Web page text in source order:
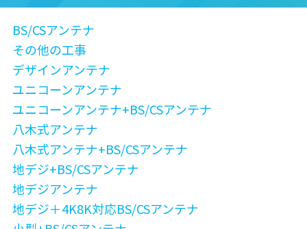
BS/CSアンテナ
その他の工事
デザインアンテナ
ユニコーンアンテナ
ユニコーンアンテナ+BS/CSアンテナ
八木式アンテナ
八木式アンテナ+BS/CSアンテナ
地デジ+BS/CSアンテナ
地デジアンテナ
地デジ＋4K8K対応BS/CSアンテナ